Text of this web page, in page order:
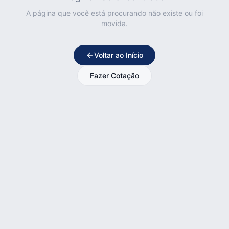
A página que você está procurando não existe ou foi
movida.
Voltar ao Início
Fazer Cotação